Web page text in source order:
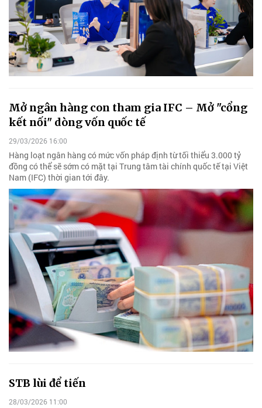
Mở ngân hàng con tham gia IFC – Mở "cổng
kết nối" dòng vốn quốc tế
29/03/2026 16:00
Hàng loạt ngân hàng có mức vốn pháp định từ tối thiểu 3.000 tỷ
đồng có thể sẽ sớm có mặt tại Trung tâm tài chính quốc tế tại Việt
Nam (IFC) thời gian tới đây.
STB lùi để tiến
28/03/2026 11:00